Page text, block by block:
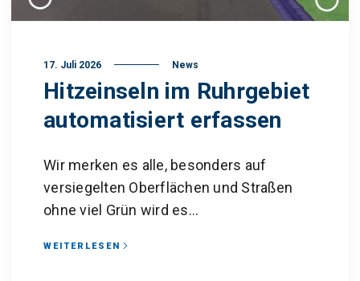
17. Juli 2026 News
Hitzeinseln im Ruhrgebiet
automatisiert erfassen
Wir merken es alle, besonders auf
versiegelten Oberflächen und Straßen
ohne viel Grün wird es...
WEITERLESEN